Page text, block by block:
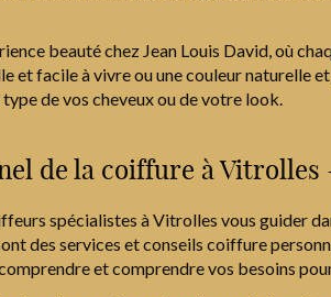
beauté chez Jean Louis David, où
et facile à vivre ou une couleur naturelle
de vos cheveux ou de votre look.
de la coiffure à
spécialistes à Vitrolles vous guider
des services et conseils coiffure
et comprendre vos besoins